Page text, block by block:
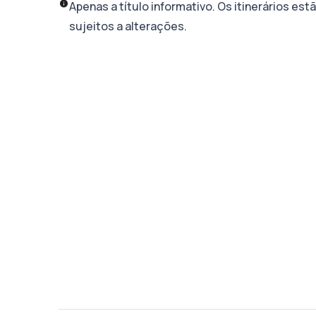
Apenas a título informativo. Os itinerários
sujeitos a alterações.